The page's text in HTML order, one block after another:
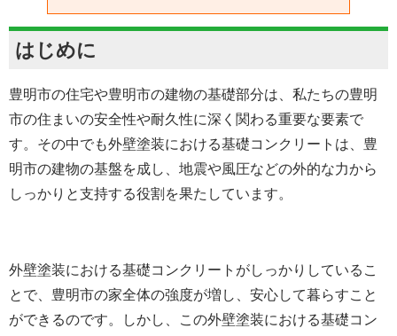
はじめに
豊明市の住宅や豊明市の建物の基礎部分は、私たちの豊明
市の住まいの安全性や耐久性に深く関わる重要な要素で
す。その中でも外壁塗装における基礎コンクリートは、豊
明市の建物の基盤を成し、地震や風圧などの外的な力から
しっかりと支持する役割を果たしています。
外壁塗装における基礎コンクリートがしっかりしているこ
とで、豊明市の家全体の強度が増し、安心して暮らすこと
ができるのです。しかし、この外壁塗装における基礎コン